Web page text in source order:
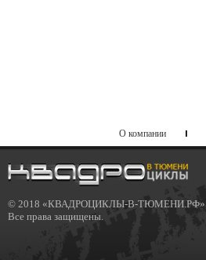
О компании
© 2018 «КВАДРОЦИКЛЫ-В-ТЮМЕНИ.РФ»
Все права защищены.